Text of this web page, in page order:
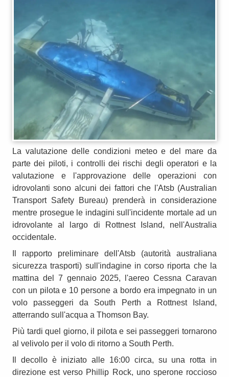
La valutazione delle condizioni meteo e del mare da
parte dei piloti, i controlli dei rischi degli operatori e la
valutazione e l'approvazione delle operazioni con
idrovolanti sono alcuni dei fattori che l'Atsb (Australian
Transport Safety Bureau) prenderà in considerazione
mentre prosegue le indagini sull'incidente mortale ad un
idrovolante al largo di Rottnest Island, nell'Australia
occidentale.
Il rapporto preliminare dell'Atsb (autorità australiana
sicurezza trasporti) sull'indagine in corso riporta che la
mattina del 7 gennaio 2025, l'aereo Cessna Caravan
con un pilota e 10 persone a bordo era impegnato in un
volo passeggeri da South Perth a Rottnest Island,
atterrando sull'acqua a Thomson Bay.
Più tardi quel giorno, il pilota e sei passeggeri tornarono
al velivolo per il volo di ritorno a South Perth.
Il decollo è iniziato alle 16:00 circa, su una rotta in
direzione est verso Phillip Rock, uno sperone roccioso